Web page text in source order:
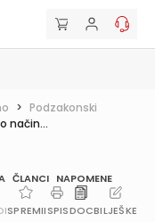
> Podzakonski
način...
ČLANCI NAPOMENE
SPREMIISPISDOCBILJEŠKE